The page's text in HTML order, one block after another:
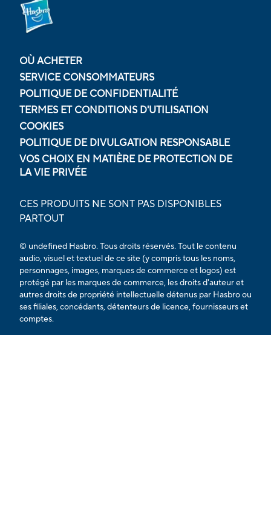
OÙ ACHETER
SERVICE CONSOMMATEURS
POLITIQUE DE CONFIDENTIALITÉ
TERMES ET CONDITIONS D'UTILISATION
COOKIES
POLITIQUE DE DIVULGATION RESPONSABLE
VOS CHOIX EN MATIÈRE DE PROTECTION DE
LA VIE PRIVÉE
CES PRODUITS NE SONT PAS DISPONIBLES
PARTOUT
© undefined Hasbro. Tous droits réservés. Tout le contenu
audio, visuel et textuel de ce site (y compris tous les noms,
personnages, images, marques de commerce et logos) est
protégé par les marques de commerce, les droits d'auteur et
autres droits de propriété intellectuelle détenus par Hasbro ou
ses filiales, concédants, détenteurs de licence, fournisseurs et
comptes.